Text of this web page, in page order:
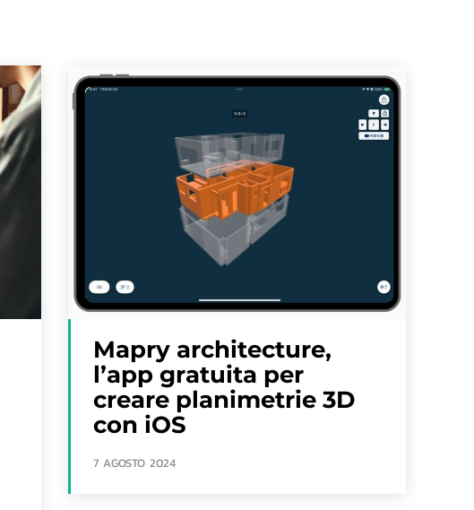
Mapry architecture,
l’app gratuita per
creare planimetrie 3D
con iOS
7 AGOSTO 2024